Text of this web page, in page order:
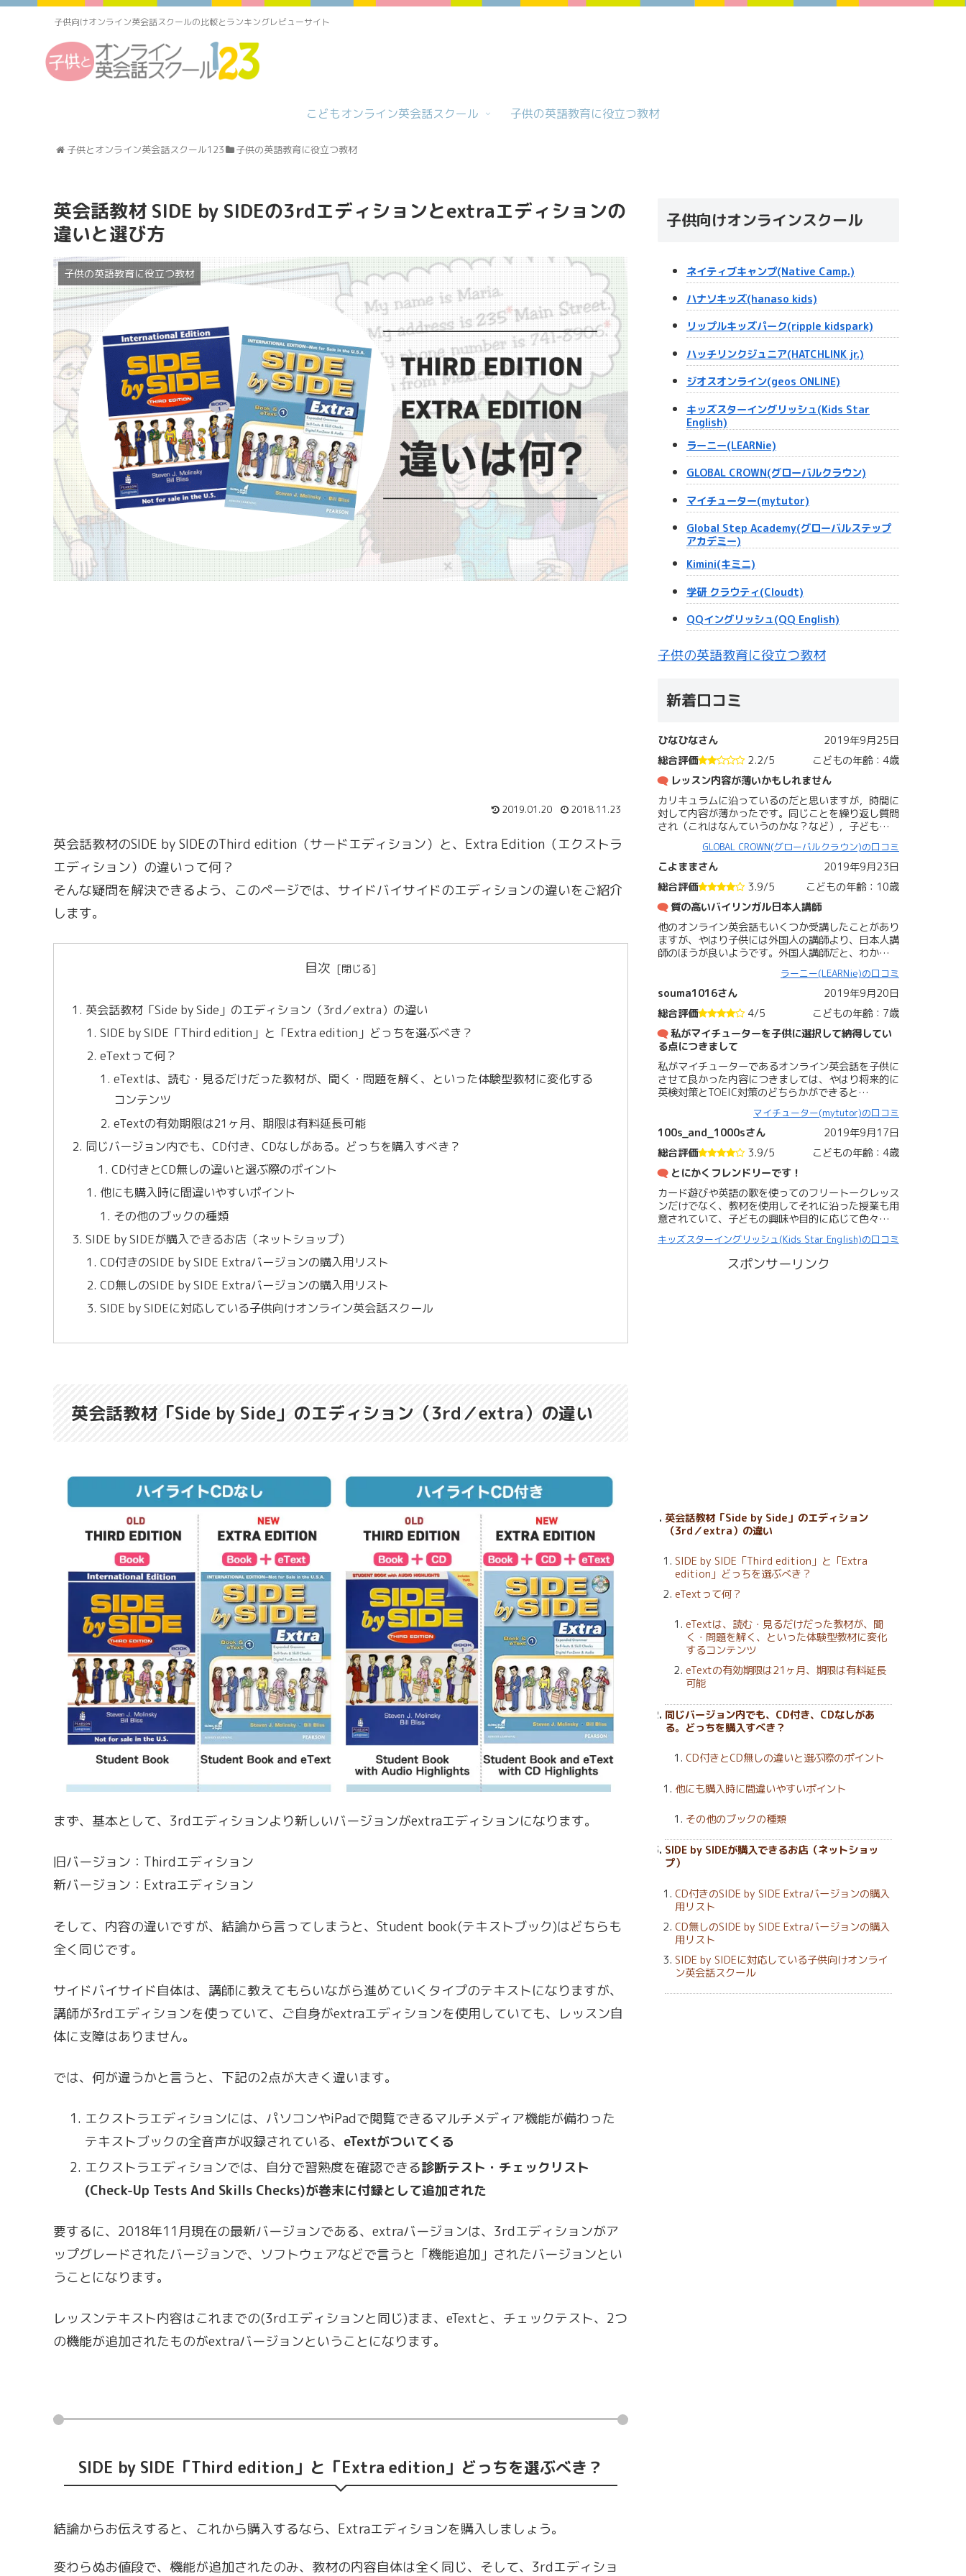
子供向けオンライン英会話スクールの比較とランキングレビューサイト
こどもオンライン英会話スクール 子供の英語教育に役立つ教材
子供とオンライン英会話スクール123 子供の英語教育に役立つ教材
英会話教材 SIDE by SIDEの3rdエディションとextraエディションの
違いと選び方
子供の英語教育に役立つ教材
2019.01.20 2018.11.23
英会話教材のSIDE by SIDEのThird edition（サードエディション）と、Extra Edition（エクストラ
エディション）の違いって何？
そんな疑問を解決できるよう、このページでは、サイドバイサイドのエディションの違いをご紹介
します。
目次
英会話教材「Side by Side」のエディション（3rd／extra）の違い
SIDE by SIDE「Third edition」と「Extra edition」どっちを選ぶべき？
eTextって何？
eTextは、読む・見るだけだった教材が、聞く・問題を解く、といった体験型教材に変化する
コンテンツ
eTextの有効期限は21ヶ月、期限は有料延長可能
同じバージョン内でも、CD付き、CDなしがある。どっちを購入すべき？
CD付きとCD無しの違いと選ぶ際のポイント
他にも購入時に間違いやすいポイント
その他のブックの種類
SIDE by SIDEが購入できるお店（ネットショップ）
CD付きのSIDE by SIDE Extraバージョンの購入用リスト
CD無しのSIDE by SIDE Extraバージョンの購入用リスト
SIDE by SIDEに対応している子供向けオンライン英会話スクール
英会話教材「Side by Side」のエディション（3rd／extra）の違い
まず、基本として、3rdエディションより新しいバージョンがextraエディションになります。
旧バージョン：Thirdエディション
新バージョン：Extraエディション
そして、内容の違いですが、結論から言ってしまうと、Student book(テキストブック)はどちらも
全く同じです。
サイドバイサイド自体は、講師に教えてもらいながら進めていくタイプのテキストになりますが、
講師が3rdエディションを使っていて、ご自身がextraエディションを使用していても、レッスン自
体に支障はありません。
では、何が違うかと言うと、下記の2点が大きく違います。
エクストラエディションには、パソコンやiPadで閲覧できるマルチメディア機能が備わった
テキストブックの全音声が収録されている、 eTextがついてくる
エクストラエディションでは、自分で習熟度を確認できる診断テスト・チェックリスト
(Check-Up Tests And Skills Checks)が巻末に付録として追加された
要するに、2018年11月現在の最新バージョンである、extraバージョンは、3rdエディションがア
ップグレードされたバージョンで、ソフトウェアなどで言うと「機能追加」されたバージョンとい
うことになります。
レッスンテキスト内容はこれまでの(3rdエディションと同じ)まま、eTextと、チェックテスト、2つ
の機能が追加されたものがextraバージョンということになります。
SIDE by SIDE「Third edition」と「Extra edition」どっちを選ぶべき？
結論からお伝えすると、これから購入するなら、Extraエディションを購入しましょう。
変わらぬお値段で、機能が追加されたのみ、教材の内容自体は全く同じ、そして、3rdエディショ
子供向けオンラインスクール
ネイティブキャンプ(Native Camp.)
ハナソキッズ(hanaso kids)
リップルキッズパーク(ripple kidspark)
ハッチリンクジュニア(HATCHLINK jr.)
ジオスオンライン(geos ONLINE)
キッズスターイングリッシュ(Kids Star
English)
ラーニー(LEARNie)
GLOBAL CROWN(グローバルクラウン)
マイチューター(mytutor)
Global Step Academy(グローバルステップ
アカデミー)
Kimini(キミニ)
学研 クラウティ(Cloudt)
QQイングリッシュ(QQ English)
子供の英語教育に役立つ教材
新着口コミ
ひなひなさん
2019年9月25日
こどもの年齢：4歳
総合評価
2.2/5
レッスン内容が薄いかもしれません
カリキュラムに沿っているのだと思いますが，時間に
対して内容が薄かったです。同じことを繰り返し質問
され（これはなんていうのかな？など），子ども…
GLOBAL CROWN(グローバルクラウン)の口コミ
こよままさん
2019年9月23日
こどもの年齢：10歳
総合評価
3.9/5
質の高いバイリンガル日本人講師
他のオンライン英会話もいくつか受講したことがあり
ますが、やはり子供には外国人の講師より、日本人講
師のほうが良いようです。外国人講師だと、わか…
ラーニー(LEARNie)の口コミ
souma1016さん
2019年9月20日
こどもの年齢：7歳
総合評価
4/5
私がマイチューターを子供に選択して納得してい
る点につきまして
私がマイチューターであるオンライン英会話を子供に
させて良かった内容につきましては、やはり将来的に
英検対策とTOEIC対策のどちらかができると…
マイチューター(mytutor)の口コミ
100s_and_1000sさん
2019年9月17日
こどもの年齢：4歳
総合評価
3.9/5
とにかくフレンドリーです！
カード遊びや英語の歌を使ってのフリートークレッス
ンだけでなく、教材を使用してそれに沿った授業も用
意されていて、子どもの興味や目的に応じて色々…
キッズスターイングリッシュ(Kids Star English)の口コミ
スポンサーリンク
英会話教材「Side by Side」のエディション
（3rd／extra）の違い
SIDE by SIDE「Third edition」と「Extra
edition」どっちを選ぶべき？
eTextって何？
eTextは、読む・見るだけだった教材が、聞
く・問題を解く、といった体験型教材に変化
するコンテンツ
eTextの有効期限は21ヶ月、期限は有料延長
可能
同じバージョン内でも、CD付き、CDなしがあ
る。どっちを購入すべき？
CD付きとCD無しの違いと選ぶ際のポイント
他にも購入時に間違いやすいポイント
その他のブックの種類
SIDE by SIDEが購入できるお店（ネットショッ
プ）
CD付きのSIDE by SIDE Extraバージョンの購入
用リスト
CD無しのSIDE by SIDE Extraバージョンの購入
用リスト
SIDE by SIDEに対応している子供向けオンライ
ン英会話スクール